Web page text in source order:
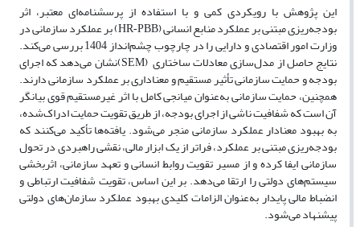
این پژوهش با رویکردی کمی و با استفاده از پرسشنامه‌ای معتبر، اثر
بودجه‌ریزی مبتنی بر عملکرد منابع انسانی(HR‑PBB)بر عملکرد سازمانی در
وزارت امور اقتصادی و دارایی را در چارچوب چشم‌انداز 1404 بررسی می‌کند.
نتایج حاصل از مدل‌سازی معادلات ساختاری (SEM)نشان می‌دهد که اجرای
بودجهو حمایت سازمانیتأثیر مستقیم و معناداری بر عملکرد سازمانی دارند.
همچنین، حمایت سازمانی به‌عنوان میانجی کامل با اثر غیرمستقیم قویبیانگر
آن است که شفافیت ناشی از اجرای بودجه، از طریق تقویت حمایت ادراک‌شده،
به بهبود معنادار عملکرد سازمانی منجر می‌شود. یافته‌ها تأکید می‌کنند که
بودجه‌ریزی مبتنی بر عملکرد، فراتر از یک ابزار مالی، نقشی راهبردی در تحول
سازمانی ایفا کرده و از مسیر تقویت روابط انسانی و تعهد سازمانی، اثربخشی
سیستم‌های دولتی را ارتقا می‌دهد. بر این اساس، تقویت شفافیت ارتباطی و
انضباط مالی پایدار به‌عنوان الزامات کلیدی بهبود عملکرد سازمان‌های دولتی
پیشنهاد می‌شود.